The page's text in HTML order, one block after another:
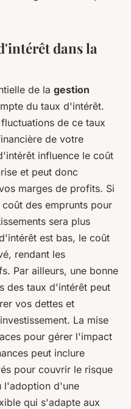
dans la
de la gestion
du taux d'intérêt.
de ce taux
de votre
influence le coût
et peut donc
marges de profits. Si
des emprunts pour
sera plus
est bas, le coût
rendant les
Par ailleurs, une bonne
des taux d'intérêt peut
vos dettes et
La mise
pour gérer l'impact
peut inclure
pour couvrir le risque
l'adoption d'une
qui s'adapte aux